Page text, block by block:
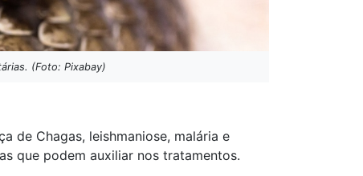
(Foto: Pixabay)
de Chagas, leishmaniose, malária e
que podem auxiliar nos tratamentos.